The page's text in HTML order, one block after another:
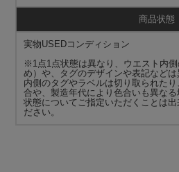
商品状態
実物USEDコンディション
※1点1点状態は異なり、ウエスト内
め）や、タグのデザインや表記などは
内側のタグやラベルは切り取られた
合や、製造年代により色合いも異な
状態についてご指定いただくことは出
ださい。